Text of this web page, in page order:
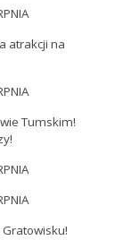
atrakcji na
Tumskim!